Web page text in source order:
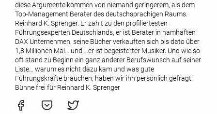
diese Argumente kommen von niemand geringerem, als dem
Top-Management Berater des deutschsprachigen Raums.
Reinhard K. Sprenger. Er zählt zu den profiliertesten
Führungsexperten Deutschlands, er ist Berater in namhaften
DAX Unternehmen, seine Bücher verkauften sich bis dato über
1,8 Millionen Mal….und….er ist begeisterter Musiker. Und wie so
oft stand zu Beginn ein ganz anderer Berufswunsch auf seiner
Liste… warum es nicht dazu kam und was gute
Führungskräfte brauchen, haben wir ihn persönlich gefragt:
Bühne frei für Reinhard K. Sprenger